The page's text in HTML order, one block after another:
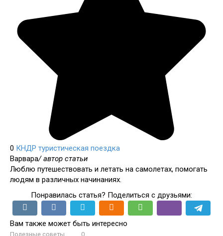
0 КНДР туристическая поездка
Варвара/ автор статьи
Люблю путешествовать и летать на самолетах, помогать
людям в различных начинаниях.
Понравилась статья? Поделиться с друзьями:
Вам также может быть интересно
Полезные советы 0